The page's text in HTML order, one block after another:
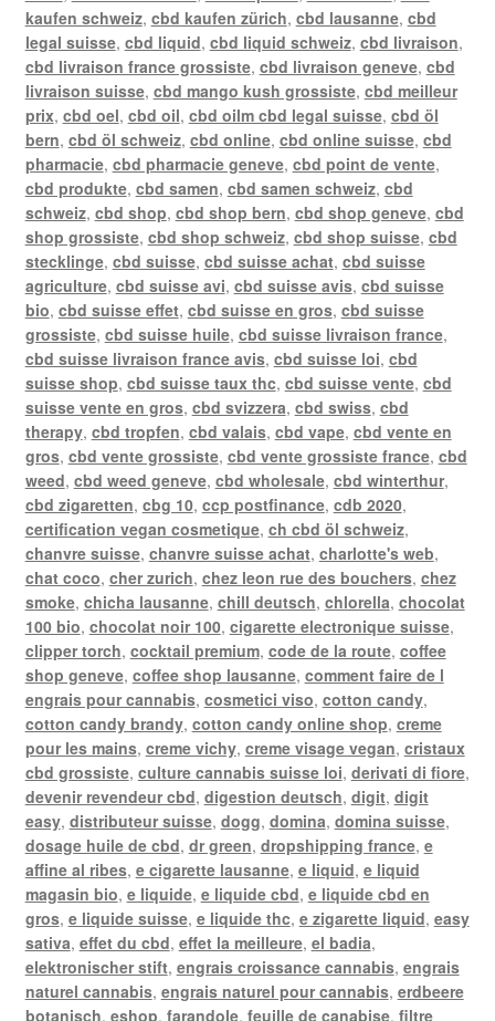
kaufen schweiz, cbd kaufen zürich, cbd lausanne, cbd
legal suisse, cbd liquid, cbd liquid schweiz, cbd livraison,
cbd livraison france grossiste, cbd livraison geneve, cbd
livraison suisse, cbd mango kush grossiste, cbd meilleur
prix, cbd oel, cbd oil, cbd oilm cbd legal suisse, cbd öl
bern, cbd öl schweiz, cbd online, cbd online suisse, cbd
pharmacie, cbd pharmacie geneve, cbd point de vente,
cbd produkte, cbd samen, cbd samen schweiz, cbd
schweiz, cbd shop, cbd shop bern, cbd shop geneve, cbd
shop grossiste, cbd shop schweiz, cbd shop suisse, cbd
stecklinge, cbd suisse, cbd suisse achat, cbd suisse
agriculture, cbd suisse avi, cbd suisse avis, cbd suisse
bio, cbd suisse effet, cbd suisse en gros, cbd suisse
grossiste, cbd suisse huile, cbd suisse livraison france,
cbd suisse livraison france avis, cbd suisse loi, cbd
suisse shop, cbd suisse taux thc, cbd suisse vente, cbd
suisse vente en gros, cbd svizzera, cbd swiss, cbd
therapy, cbd tropfen, cbd valais, cbd vape, cbd vente en
gros, cbd vente grossiste, cbd vente grossiste france, cbd
weed, cbd weed geneve, cbd wholesale, cbd winterthur,
cbd zigaretten, cbg 10, ccp postfinance, cdb 2020,
certification vegan cosmetique, ch cbd öl schweiz,
chanvre suisse, chanvre suisse achat, charlotte's web,
chat coco, cher zurich, chez leon rue des bouchers, chez
smoke, chicha lausanne, chill deutsch, chlorella, chocolat
100 bio, chocolat noir 100, cigarette electronique suisse,
clipper torch, cocktail premium, code de la route, coffee
shop geneve, coffee shop lausanne, comment faire de l
engrais pour cannabis, cosmetici viso, cotton candy,
cotton candy brandy, cotton candy online shop, creme
pour les mains, creme vichy, creme visage vegan, cristaux
cbd grossiste, culture cannabis suisse loi, derivati di fiore,
devenir revendeur cbd, digestion deutsch, digit, digit
easy, distributeur suisse, dogg, domina, domina suisse,
dosage huile de cbd, dr green, dropshipping france, e
affine al ribes, e cigarette lausanne, e liquid, e liquid
magasin bio, e liquide, e liquide cbd, e liquide cbd en
gros, e liquide suisse, e liquide thc, e zigarette liquid, easy
sativa, effet du cbd, effet la meilleure, el badia,
elektronischer stift, engrais croissance cannabis, engrais
naturel cannabis, engrais naturel pour cannabis, erdbeere
botanisch, eshop, farandole, feuille de canabise, filtre